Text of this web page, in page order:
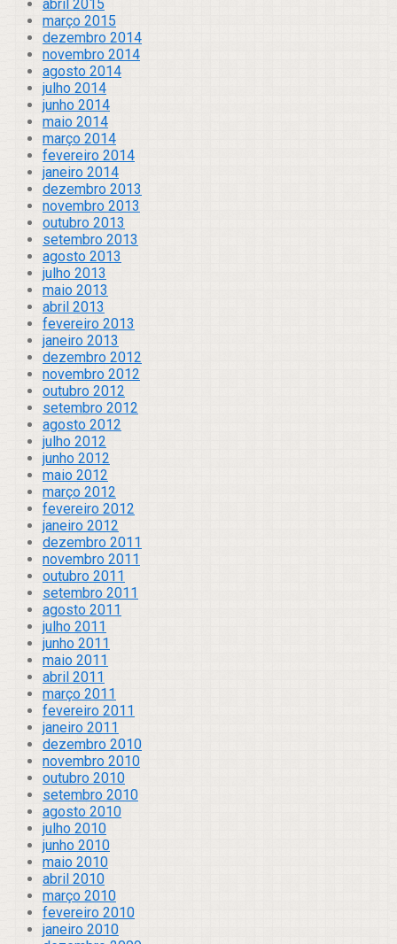
abril 2015
março 2015
dezembro 2014
novembro 2014
agosto 2014
julho 2014
junho 2014
maio 2014
março 2014
fevereiro 2014
janeiro 2014
dezembro 2013
novembro 2013
outubro 2013
setembro 2013
agosto 2013
julho 2013
maio 2013
abril 2013
fevereiro 2013
janeiro 2013
dezembro 2012
novembro 2012
outubro 2012
setembro 2012
agosto 2012
julho 2012
junho 2012
maio 2012
março 2012
fevereiro 2012
janeiro 2012
dezembro 2011
novembro 2011
outubro 2011
setembro 2011
agosto 2011
julho 2011
junho 2011
maio 2011
abril 2011
março 2011
fevereiro 2011
janeiro 2011
dezembro 2010
novembro 2010
outubro 2010
setembro 2010
agosto 2010
julho 2010
junho 2010
maio 2010
abril 2010
março 2010
fevereiro 2010
janeiro 2010